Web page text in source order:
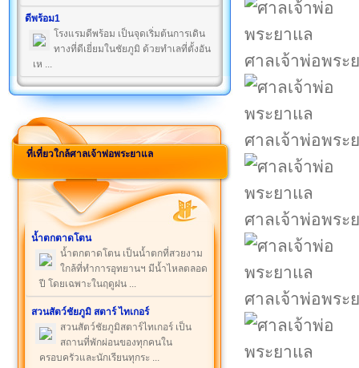
ดีพร้อม1
โรงแรมดีพร้อม เป็นจุดเริ่มต้นการเดิน
ทางที่ดีเยี่ยมในชัยภูมิ ด้วยทำเลที่ตั้งอัน
เห ...
ที่เที่ยวใกล้ศาลเจ้าพ่อพระยาแล
น้ำตกตาดโตน
น้ำตกตาดโตน เป็นน้ำตกที่สวยงาม
ใกล้ที่ทำการอุทยานฯ มีน้ำไหลตลอด
ปี โดยเฉพาะในฤดูฝน ...
สวนสัตว์ชัยภูมิ สตาร์ ไทเกอร์
สวนสัตว์ชัยภูมิสตาร์ไทเกอร์ เป็น
สถานที่พักผ่อนของทุกคนใน
ครอบครัวและนักเรียนทุกระ ...
ศาลเจ้าพ่อพระ
ศาลเจ้าพ่อพระ
ศาลเจ้าพ่อพระ
ศาลเจ้าพ่อพระ